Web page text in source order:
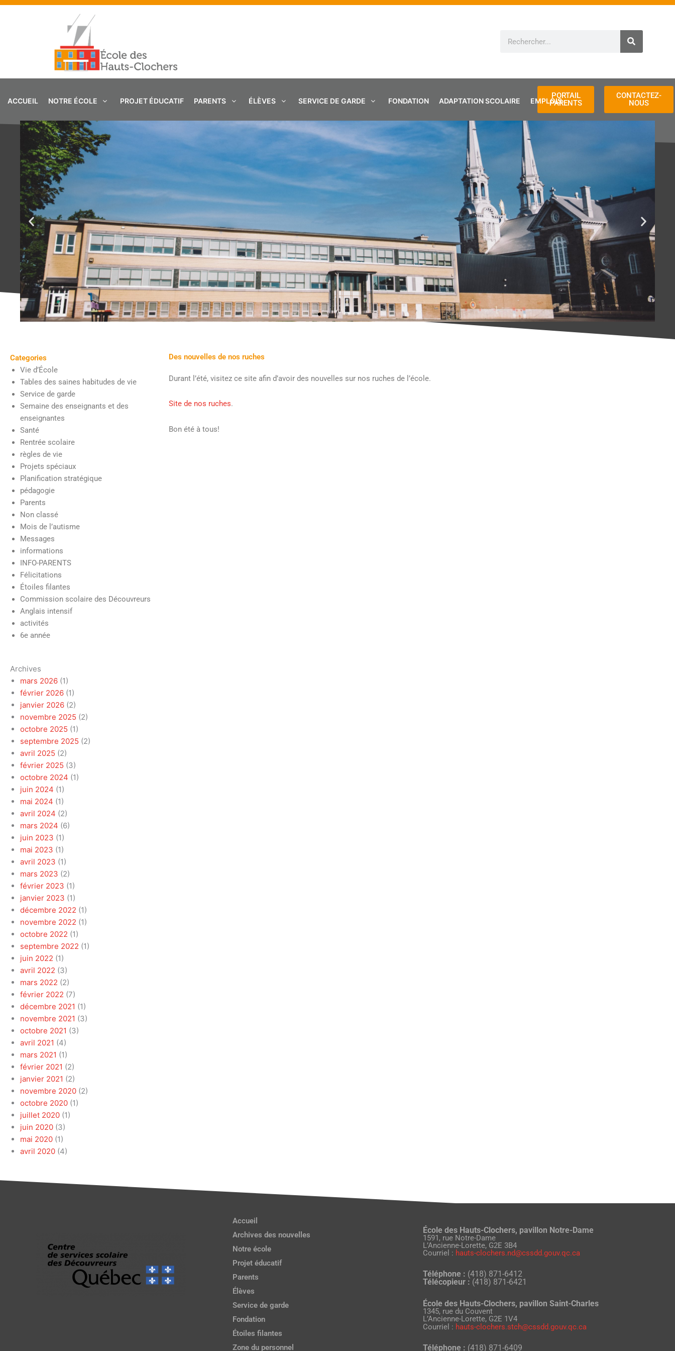
Aller
ACCUEIL NOTRE ÉCOLE PROJET ÉDUCATIF PARENTS ÉLÈVES SERVICE DE GARDE FONDATION ADAPTATION SCOLAIRE EMPLOIS
PORTAIL
PARENTS
CONTACTEZ-
NOUS
Categories
Vie d’École
Tables des saines habitudes de vie
Service de garde
Semaine des enseignants et des
enseignantes
Santé
Rentrée scolaire
règles de vie
Projets spéciaux
Planification stratégique
pédagogie
Parents
Non classé
Mois de l’autisme
Messages
informations
INFO-PARENTS
Félicitations
Étoiles filantes
Commission scolaire des Découvreurs
Anglais intensif
activités
6e année
Archives
mars 2026 (1)
février 2026 (1)
janvier 2026 (2)
novembre 2025 (2)
octobre 2025 (1)
septembre 2025 (2)
avril 2025 (2)
février 2025 (3)
octobre 2024 (1)
juin 2024 (1)
mai 2024 (1)
avril 2024 (2)
mars 2024 (6)
juin 2023 (1)
mai 2023 (1)
avril 2023 (1)
mars 2023 (2)
février 2023 (1)
janvier 2023 (1)
décembre 2022 (1)
novembre 2022 (1)
octobre 2022 (1)
septembre 2022 (1)
juin 2022 (1)
avril 2022 (3)
mars 2022 (2)
février 2022 (7)
décembre 2021 (1)
novembre 2021 (3)
octobre 2021 (3)
avril 2021 (4)
mars 2021 (1)
février 2021 (2)
janvier 2021 (2)
novembre 2020 (2)
octobre 2020 (1)
juillet 2020 (1)
juin 2020 (3)
mai 2020 (1)
avril 2020 (4)
Des nouvelles de nos ruches
Durant l’été, visitez ce site afin d’avoir des nouvelles sur nos ruches de l’école.
Site de nos ruches.
Bon été à tous!
Accueil
Archives des nouvelles
Notre école
Projet éducatif
Parents
Élèves
Service de garde
Fondation
Étoiles filantes
Zone du personnel
École des Hauts-Clochers, pavillon Notre-Dame
1591, rue Notre-Dame
L’Ancienne-Lorette, G2E 3B4
Courriel : hauts-clochers.nd@cssdd.gouv.qc.ca
Téléphone : (418) 871-6412
Télécopieur : (418) 871-6421
École des Hauts-Clochers, pavillon Saint-Charles
1345, rue du Couvent
L’Ancienne-Lorette, G2E 1V4
Courriel : hauts-clochers.stch@cssdd.gouv.qc.ca
Téléphone : (418) 871-6409